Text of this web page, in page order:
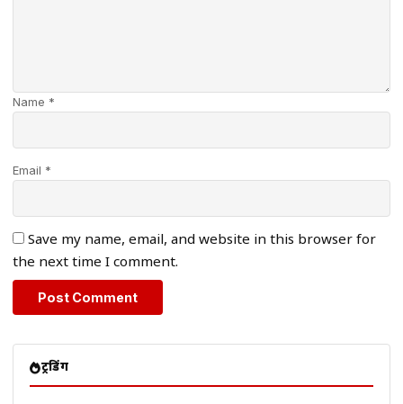
Name *
Email *
Save my name, email, and website in this browser for
the next time I comment.
ट्रेंडिंग